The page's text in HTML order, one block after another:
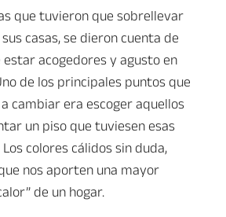
que tuvieron que sobrellevar
casas, se dieron cuenta de
estar acogedores y agusto en
de los principales puntos que
cambiar era escoger aquellos
un piso que tuviesen esas
colores cálidos sin duda,
nos aporten una mayor
de un hogar.